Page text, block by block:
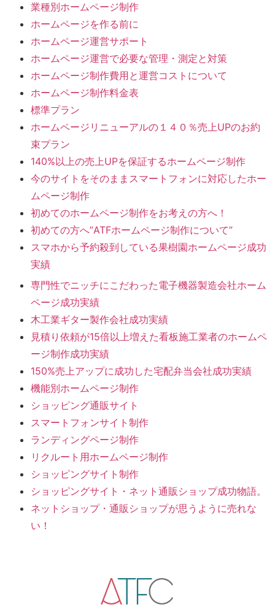
業種別ホームページ制作
ホームページを作る前に
ホームページ運営サポート
ホームページ運営で必要な管理・測定と対策
ホームページ制作費用と運営コストについて
ホームページ制作料金表
標準プラン
ホームページリニューアルの１４０％売上UPのお約
束プラン
140%以上の売上UPを保証するホームページ制作
今のサイトをそのままスマートフォンに対応したホー
ムページ制作
初めてのホームページ制作をお考えの方へ！
初めての方へ”ATFホームページ制作について”
スマホから予約殺到している果樹園ホームページ成功
実績
専門性でニッチにこだわった電子機器製造会社ホーム
ページ成功実績
木工業ギター製作会社成功実績
見積り依頼が15倍以上増えた看板施工業者のホームペ
ージ制作成功実績
150%売上アップに成功した宅配弁当会社成功実績
機能別ホームページ制作
ショッピング通販サイト
スマートフォンサイト制作
ランディングページ制作
リクルート用ホームページ制作
ショッピングサイト制作
ショッピングサイト・ネット通販ショップ成功物語。
ネットショップ・通販ショップが思うように売れな
い！